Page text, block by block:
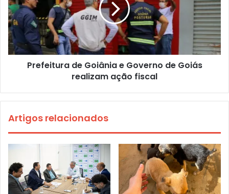
Prefeitura de Goiânia e Governo de Goiás
realizam ação fiscal
Artigos relacionados